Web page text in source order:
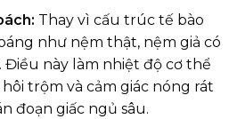
Thay vì cấu trúc tế bào
như nệm thật, nệm giả có
Điều này làm nhiệt độ cơ thể
trộm và cảm giác nóng rát
đoạn giấc ngủ sâu.